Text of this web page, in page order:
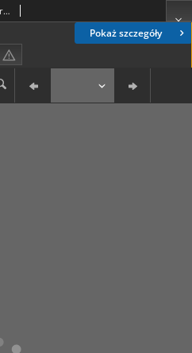
Pokaż szczegóły
Verordnungsblatt des Generalgouverneurs für die Besetzten Polnischen Gebiete = Dziennik Rozporządzeń Generalnego Gubernatora dla Okupowanych Polskich Obszarów. Teil 1, Nr 36 (8 Mai 1940)